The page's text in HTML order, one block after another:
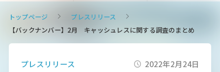
トップページ
プレスリリース
【バックナンバー】2月 キャッシュレスに関する調査のまとめ
プレスリリース 2022年2月24日